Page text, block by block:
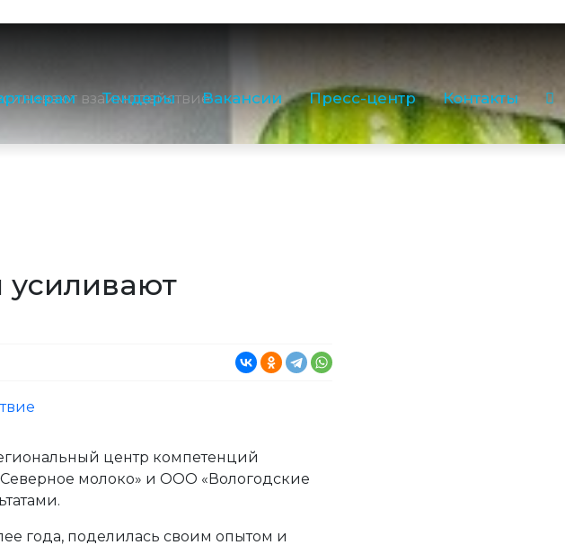
Тендеры Вакансии Пресс-центр Контакты
Отдел продаж:(81755) 2-18-62,(81755) 2-07-13
Производство, лаборатория:(81755) 2-10-14
взаимодействие
усиливают
центр компетенций
молоко» и ООО «Вологодские
года, поделилась своим опытом и